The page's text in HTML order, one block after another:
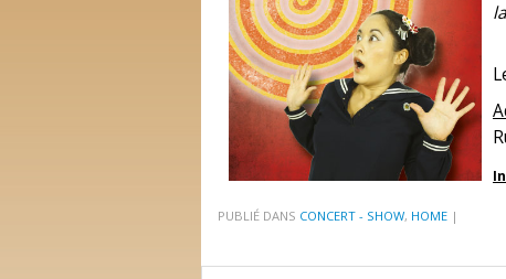
PUBLIÉ DANS CONCERT - SHOW, HOME |